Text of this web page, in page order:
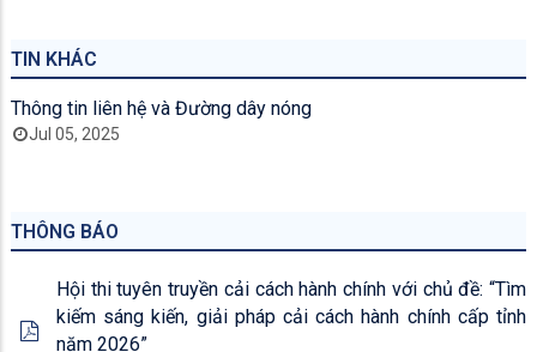
TIN KHÁC
Thông tin liên hệ và Đường dây nóng
Jul 05, 2025
THÔNG BÁO
Hội thi tuyên truyền cải cách hành chính với chủ đề: “Tìm
kiếm sáng kiến, giải pháp cải cách hành chính cấp tỉnh
năm 2026”